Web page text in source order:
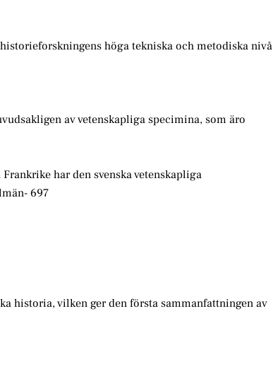
höga tekniska och metodiska nivå
av vetenskapliga specimina, som äro
har den svenska vetenskapliga
697
historia, vilken ger den första sammanfattningen av